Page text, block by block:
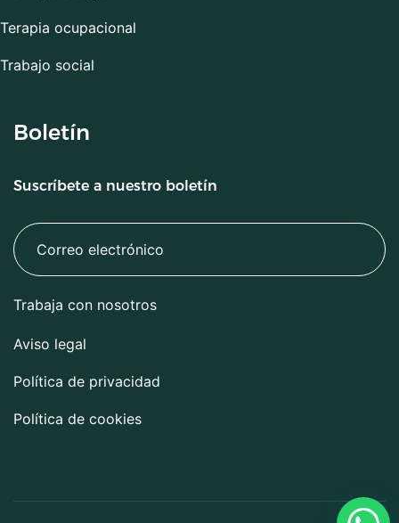
Terapia ocupacional
Trabajo social
Boletín
Suscríbete a nuestro boletín
Trabaja con nosotros
Aviso legal
Política de privacidad
Política de cookies